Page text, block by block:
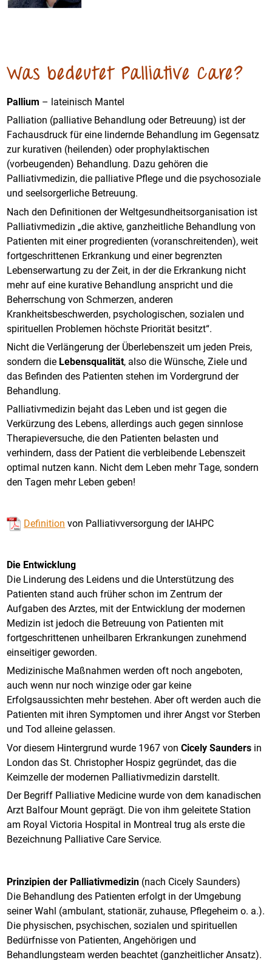
Was bedeutet Palliative Care?
Pallium – lateinisch Mantel
Palliation (palliative Behandlung oder Betreuung) ist der
Fachausdruck für eine lindernde Behandlung im Gegensatz
zur kurativen (heilenden) oder prophylaktischen
(vorbeugenden) Behandlung. Dazu gehören die
Palliativmedizin, die palliative Pflege und die psychosoziale
und seelsorgerliche Betreuung.
Nach den Definitionen der Weltgesundheitsorganisation ist
Palliativmedizin „die aktive, ganzheitliche Behandlung von
Patienten mit einer progredienten (voranschreitenden), weit
fortgeschrittenen Erkrankung und einer begrenzten
Lebenserwartung zu der Zeit, in der die Erkrankung nicht
mehr auf eine kurative Behandlung anspricht und die
Beherrschung von Schmerzen, anderen
Krankheitsbeschwerden, psychologischen, sozialen und
spirituellen Problemen höchste Priorität besitzt“.
Nicht die Verlängerung der Überlebenszeit um jeden Preis,
sondern die Lebensqualität, also die Wünsche, Ziele und
das Befinden des Patienten stehen im Vordergrund der
Behandlung.
Palliativmedizin bejaht das Leben und ist gegen die
Verkürzung des Lebens, allerdings auch gegen sinnlose
Therapieversuche, die den Patienten belasten und
verhindern, dass der Patient die verbleibende Lebenszeit
optimal nutzen kann. Nicht dem Leben mehr Tage, sondern
den Tagen mehr Leben geben!
Definition von Palliativversorgung der IAHPC
Die Entwicklung
Die Linderung des Leidens und die Unterstützung des
Patienten stand auch früher schon im Zentrum der
Aufgaben des Arztes, mit der Entwicklung der modernen
Medizin ist jedoch die Betreuung von Patienten mit
fortgeschrittenen unheilbaren Erkrankungen zunehmend
einseitiger geworden.
Medizinische Maßnahmen werden oft noch angeboten,
auch wenn nur noch winzige oder gar keine
Erfolgsaussichten mehr bestehen. Aber oft werden auch die
Patienten mit ihren Symptomen und ihrer Angst vor Sterben
und Tod alleine gelassen.
Vor diesem Hintergrund wurde 1967 von Cicely Saunders in
London das St. Christopher Hospiz gegründet, das die
Keimzelle der modernen Palliativmedizin darstellt.
Der Begriff Palliative Medicine wurde von dem kanadischen
Arzt Balfour Mount geprägt. Die von ihm geleitete Station
am Royal Victoria Hospital in Montreal trug als erste die
Bezeichnung Palliative Care Service.
Prinzipien der Palliativmedizin (nach Cicely Saunders)
Die Behandlung des Patienten erfolgt in der Umgebung
seiner Wahl (ambulant, stationär, zuhause, Pflegeheim o. a.).
Die physischen, psychischen, sozialen und spirituellen
Bedürfnisse von Patienten, Angehörigen und
Behandlungsteam werden beachtet (ganzheitlicher Ansatz).